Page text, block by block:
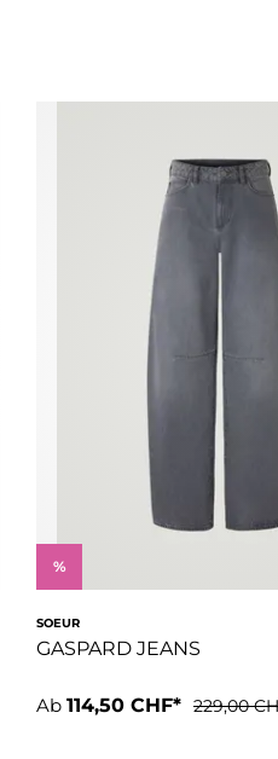
Saum- Gestreifter
Rundhalsausschnitt-
%
SOEUR
GASPARD JEANS
- Lockere Passform-
Ab 114,50 CHF* 229,00